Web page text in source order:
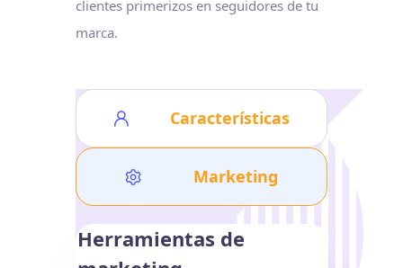
clientes primerizos en seguidores de tu
marca.
Características
Marketing
Herramientas de